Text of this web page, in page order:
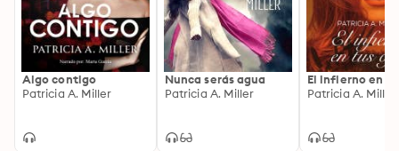
Algo contigo
Patricia A. Miller
Nunca serás agua
Patricia A. Miller
El infierno en
Patricia A. Miller